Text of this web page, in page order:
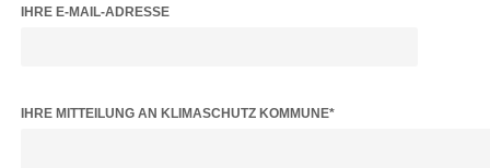
IHRE E-MAIL-ADRESSE
BITTE LASSE DIESES FELD LEER.
IHRE MITTEILUNG AN KLIMASCHUTZ KOMMUNE*